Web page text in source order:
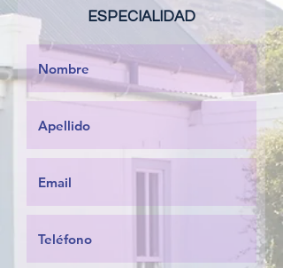
ESPECIALIDAD